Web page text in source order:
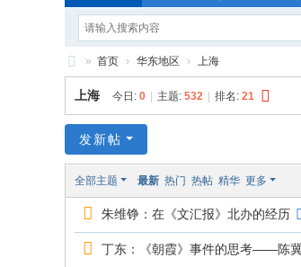
革
当
» 首页 › 华东地区 › 上海
上海 今日: 0 主题: 532 排名: 21
发新帖
全部主题 最新 热门 热帖 精华 更多
朱维铮：在《文汇报》北办的经历
丁东：《朝霞》事件的思考——陈